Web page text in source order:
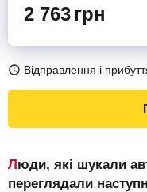
2 763грн
Відправлення і
Люди, які шукали автобуси Брно – Ужгород, також
переглядали